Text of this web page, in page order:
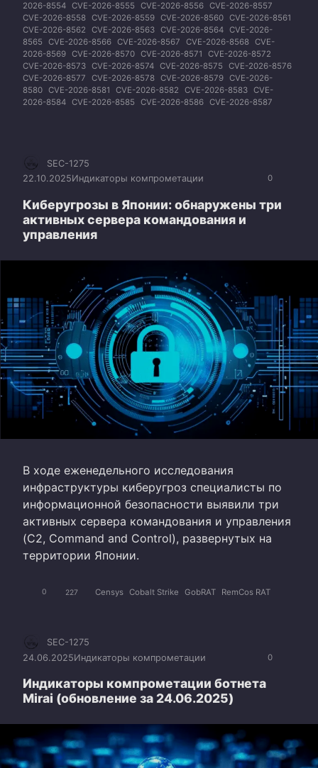
2026-8554 CVE-2026-8555 CVE-2026-8556 CVE-2026-8557
CVE-2026-8558 CVE-2026-8559 CVE-2026-8560 CVE-2026-8561
CVE-2026-8562
CVE-2026-8563 CVE-2026-8564 CVE-2026-
8565
CVE-2026-8566 CVE-2026-8567 CVE-2026-8568 CVE-
2026-8569 CVE-2026-8570 CVE-2026-8571
CVE-2026-8572
CVE-2026-8573 CVE-2026-8574 CVE-2026-8575
CVE-2026-8576
CVE-2026-8577
CVE-2026-8578 CVE-2026-8579 CVE-2026-
8580 CVE-2026-8581 CVE-2026-8582 CVE-2026-8583 CVE-
2026-8584 CVE-2026-8585 CVE-2026-8586 CVE-2026-8587
0
SEC-1275
22.10.2025Индикаторы компрометации
Киберугрозы в Японии: обнаружены три
активных сервера командования и
управления
В ходе еженедельного исследования
инфраструктуры киберугроз специалисты по
информационной безопасности выявили три
активных сервера командования и управления
(C2, Command and Control), развернутых на
территории Японии.
0 227 Censys Cobalt Strike GobRAT RemCos RAT
0
SEC-1275
24.06.2025Индикаторы компрометации
Индикаторы компрометации ботнета
Mirai (обновление за 24.06.2025)